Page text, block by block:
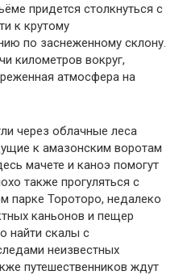
придется столкнуться с
к крутому
по заснеженному склону.
километров вокруг,
атмосфера на
через облачные леса
к амазонским воротам
мачете и каноэ помогут
также прогуляться с
парке Тороторо, недалеко
каньонов и пещер
найти скалы с
неизвестных
путешественников ждут